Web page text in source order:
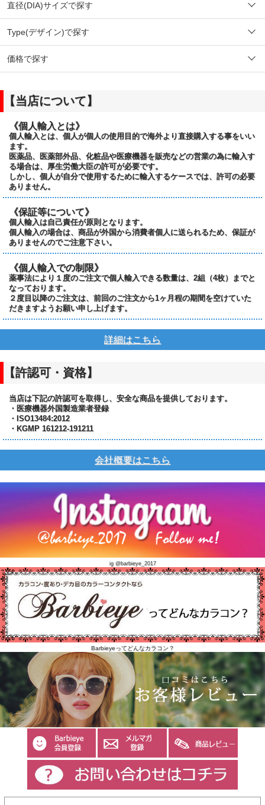
直径(DIA)サイズで探す
Type(デザイン)で探す
価格で探す
【当店について】
《個人輸入とは》
個人輸入とは、個人が個人の使用目的で海外より直接購入する事をいい
ます。
医薬品、医薬部外品、化粧品や医療機器を販売などの営業の為に輸入す
る場合は、厚生労働大臣の許可が必要です。
しかし、個人が自分で使用するために輸入するケースでは、許可の必要
ありません。
《保証等について》
個人輸入は自己責任が原則となります。
個人輸入の場合は、商品が外国から消費者個人に送られるため、保証が
ありませんのでご注意下さい。
《個人輸入での制限》
薬事法により１度のご注文で個人輸入できる数量は、2組（4枚）までと
なっております。
２度目以降のご注文は、前回のご注文から1ヶ月程の期間を空けていた
だきますようお願い申し上げます。
詳細はこちら
【許認可・資格】
当店は下記の許認可を取得し、安全な商品を提供しております。
・医療機器外国製造業者登録
・ISO13484:2012
・KGMP 161212-191211
会社概要はこちら
ig @barbieye_2017
Barbieyeってどんなカラコン？